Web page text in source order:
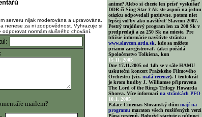
serveru nijak moderována a upravována.
nenese za ni zodpovědnost. Vyhrazuje si
normám slušného chování.
mailem?
anime? Alebo si chcete len prísť vyskúšať
DDR či Sing Star ? Ak ste aspoň na jednu
otázku odpovedali pozitívne, potom niet
lepšej voľby ako navštíviť Slavcon 2007.
Pestrý trojdňový program len za 200 Sk v
predpredaji a za 250 Sk na mieste. Pre
bližsie informácie navštívte stránku
www.slavcon.arda.sk, kde sa môžete
priamo zaregistrovať. (akci pořádá
Spoločenstvo Tolkiena, kon
15.11. 2005
Dne 17.11.2005 od 14h se v sále HAMU
uskuteční koncert Pražského Filmového
Orchestru (viz. malá recenze). I tentokrát
je krom hudby J. Williamse připravena
The Lord of the Rings Trilogy Howarda
Shorea. Více informací na stránkách PFO
10.1. 2005
Palace Cinemas Slovanský dům mají na
programu maraton všech rozšířených verzí
Pána prstenů. Bohužel startuje o půlnoci